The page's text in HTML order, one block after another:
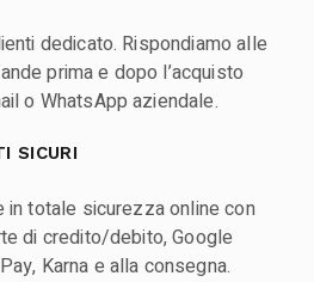
dedicato. Rispondiamo alle
prima e dopo l’acquisto
o WhatsApp aziendale.
SICURI
in totale sicurezza online con
di credito/debito, Google
Karna e alla consegna.